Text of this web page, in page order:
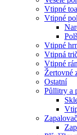
Vtipné
Vtipné
Vtipné
Vtipná
Vtipné
Žertovné
Ostatní
Půllitry a